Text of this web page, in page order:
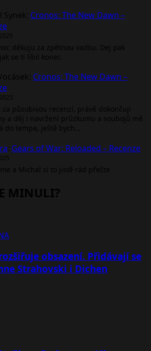
Synek: Cronos: The New Dawn –
děkuju za zpětnou vazbu. Dej pak
se ti líbil konec.
: Cronos: The New Dawn –
za působivou recenzí, právě dokončuji
a děj i navržení průzkumu a soubojů mě
do tempa, ještě bych…
: Gears of War: Reloaded – Recenze
a Michal si to jistě rád přečte
MINULI?
obsazení. Přidávají se
Strahovski i Dichen